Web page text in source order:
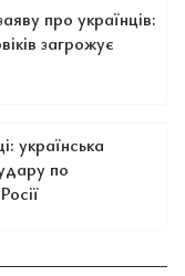
про українців:
загрожує
українська
по